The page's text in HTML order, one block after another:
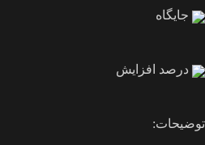
جایگاه
درصد افزایش
توضیحات: